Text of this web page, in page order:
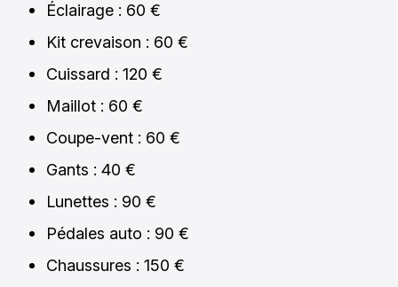
Éclairage : 60 €
Kit crevaison : 60 €
Cuissard : 120 €
Maillot : 60 €
Coupe-vent : 60 €
Gants : 40 €
Lunettes : 90 €
Pédales auto : 90 €
Chaussures : 150 €